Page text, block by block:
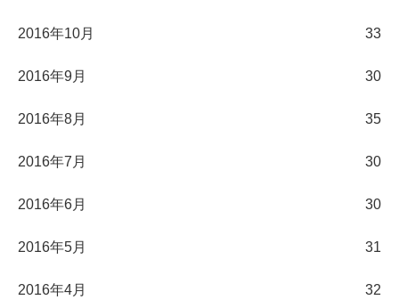
2016年10月 33
2016年9月 30
2016年8月 35
2016年7月 30
2016年6月 30
2016年5月 31
2016年4月 32